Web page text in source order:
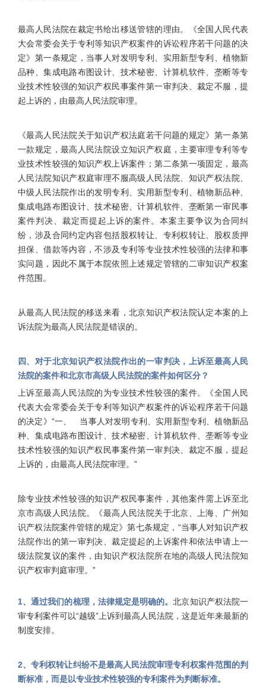
最高人民法院在裁定书给出移送管辖的理由。《全国人民代表
大会常委会关于专利等知识产权案件的诉讼程序若干问题的决
定》第一条规定，当事人对发明专利、实用新型专利、植物新
品种、集成电路布图设计、技术秘密、计算机软件、垄断等专
业技术性较强的知识产权民事案件第一审判决、裁定不服，提
起上诉的，由最高人民法院审理。
《最高人民法院关于知识产权法庭若干问题的规定》第一条第
一款规定，最高人民法院设立知识产权庭，主要审理专利等专
业技术性较强的知识产权上诉案件；第二条第一项固定，最高
人民法院知识产权庭审理不服高级人民法院、知识产权法院、
中级人民法院作出的发明专利、实用新型专利、植物新品种、
集成电路布图设计、技术秘密、计算机软件、垄断第一审民事
案件判决、裁定而提起上诉的案件。本案主要争议为合同纠
纷，涉及合同约定内容包括股权转让、专利权转让、股权质押
担保、借款等内容，不涉及专利等专业技术性较强的法律和事
实问题，因此不属于本院依照上述规定管辖的二审知识产权案
件范围。
从最高人民法院的移送来看，北京知识产权法院认定本案的上
诉法院为最高人民法院是错误的。
四、对于北京知识产权法院作出的一审判决，上诉至最高人民
法院的案件和北京市高级人民法院的案件如何区分？
上诉至最高人民法院的为专业技术性较强的案件。《全国人民
代表大会常委会关于专利等知识产权案件的诉讼程序若干问题
的决定》“一、 当事人对发明专利、实用新型专利、植物新品
种、集成电路布图设计、技术秘密、计算机软件、垄断等专业
技术性较强的知识产权民事案件第一审判决、裁定不服，提起
上诉的，由最高人民法院审理。”
除专业技术性较强的知识产权民事案件，其他案件需上诉至北
京市高级人民法院。《最高人民法院关于北京、上海、广州知
识产权法院案件管辖的规定》第七条规定，“当事人对知识产权
法院作出的第一审判决、裁定提起的上诉案件和依法申请上一
级法院复议的案件，由知识产权法院所在地的高级人民法院知
识产权审判庭审理。”
1、通过我们的梳理，法律规定是明确的。北京知识产权法院一
审专利案件可以“越级”上诉到最高人民法院，这是近年来最新的
制度安排。
2、专利权转让纠纷不是最高人民法院审理专利权案件范围的判
断标准，而是以专业技术性较强的专利案件为判断标准。